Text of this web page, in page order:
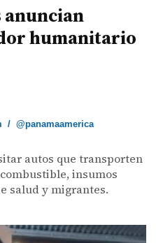
anuncian
humanitario
/@panamaamerica
autos que transporten
insumos
salud y migrantes.